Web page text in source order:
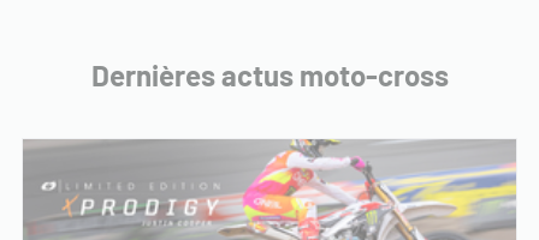
Dernières actus moto-cross